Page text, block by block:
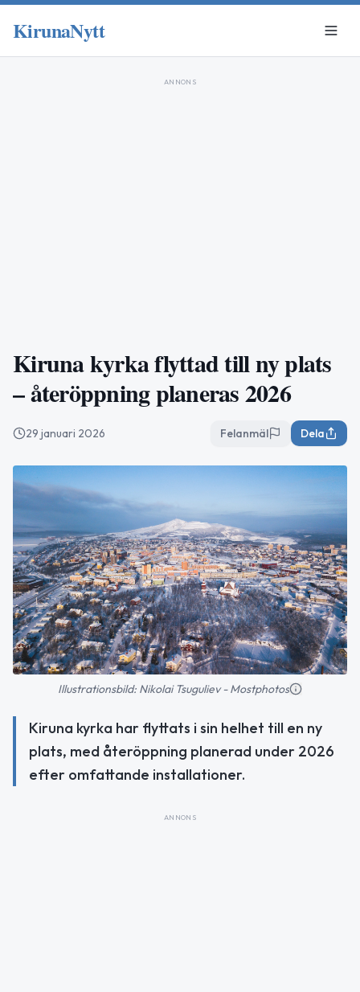
KirunaNytt
ANNONS
Kiruna kyrka flyttad till ny plats
– återöppning planeras 2026
29 januari 2026 Felanmäl Dela
Illustrationsbild: Nikolai Tsuguliev - Mostphotos
Kiruna kyrka har flyttats i sin helhet till en ny
plats, med återöppning planerad under 2026
efter omfattande installationer.
ANNONS